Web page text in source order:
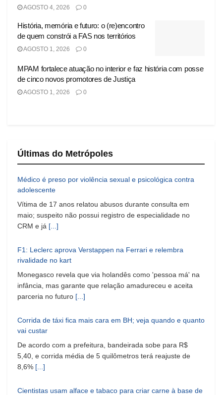
AGOSTO 4, 2026 0
História, memória e futuro: o (re)encontro
de quem constrói a FAS nos territórios
AGOSTO 1, 2026 0
MPAM fortalece atuação no interior e faz história com posse
de cinco novos promotores de Justiça
AGOSTO 1, 2026 0
Últimas do Metrópoles
Médico é preso por violência sexual e psicológica contra
adolescente
Vítima de 17 anos relatou abusos durante consulta em
maio; suspeito não possui registro de especialidade no
CRM e já [...]
F1: Leclerc aprova Verstappen na Ferrari e relembra
rivalidade no kart
Monegasco revela que via holandês como 'pessoa má' na
infância, mas garante que relação amadureceu e aceita
parceria no futuro [...]
Corrida de táxi fica mais cara em BH; veja quando e quanto
vai custar
De acordo com a prefeitura, bandeirada sobe para R$
5,40, e corrida média de 5 quilômetros terá reajuste de
8,6% [...]
Cientistas usam alface e tabaco para criar carne à base de